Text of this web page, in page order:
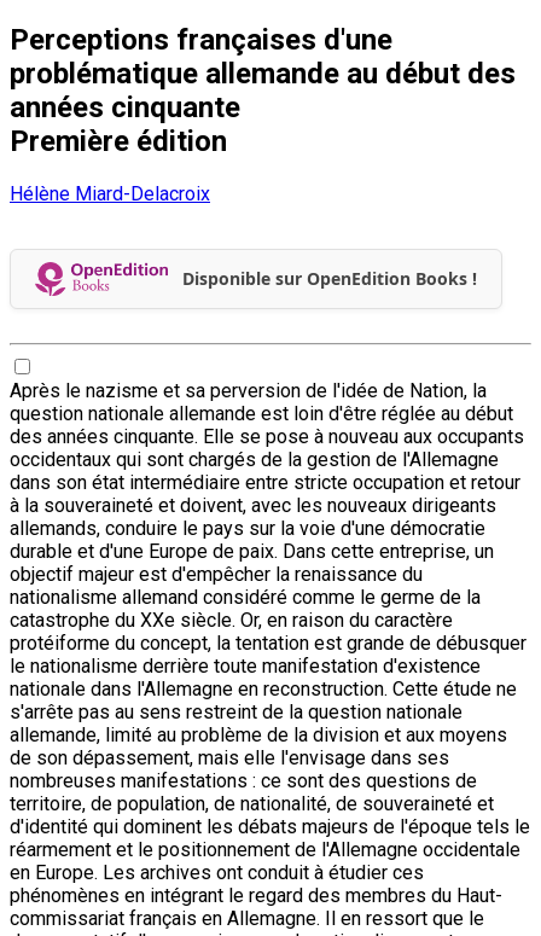
Perceptions françaises d'une
problématique allemande au début des
années cinquante
Première édition
Hélène Miard-Delacroix
Disponible sur OpenEdition Books !
Après le nazisme et sa perversion de l'idée de Nation, la
question nationale allemande est loin d'être réglée au début
des années cinquante. Elle se pose à nouveau aux occupants
occidentaux qui sont chargés de la gestion de l'Allemagne
dans son état intermédiaire entre stricte occupation et retour
à la souveraineté et doivent, avec les nouveaux dirigeants
allemands, conduire le pays sur la voie d'une démocratie
durable et d'une Europe de paix. Dans cette entreprise, un
objectif majeur est d'empêcher la renaissance du
nationalisme allemand considéré comme le germe de la
catastrophe du XXe siècle. Or, en raison du caractère
protéiforme du concept, la tentation est grande de débusquer
le nationalisme derrière toute manifestation d'existence
nationale dans l'Allemagne en reconstruction. Cette étude ne
s'arrête pas au sens restreint de la question nationale
allemande, limité au problème de la division et aux moyens
de son dépassement, mais elle l'envisage dans ses
nombreuses manifestations : ce sont des questions de
territoire, de population, de nationalité, de souveraineté et
d'identité qui dominent les débats majeurs de l'époque tels le
réarmement et le positionnement de l'Allemagne occidentale
en Europe. Les archives ont conduit à étudier ces
phénomènes en intégrant le regard des membres du Haut-
commissariat français en Allemagne. Il en ressort que le